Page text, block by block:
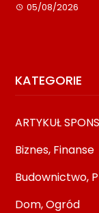
2026
KATEGORIE
ARTYKUŁ
Biznes, Finanse
Budownictwo,
Dom, Ogród